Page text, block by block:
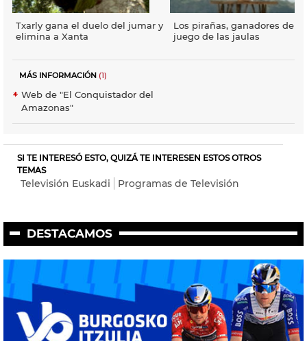
Txarly gana el duelo del jumar y
elimina a Xanta
Los pirañas, ganadores del
juego de las jaulas
MÁS INFORMACIÓN (1)
Web de "El Conquistador del
Amazonas"
SI TE INTERESÓ ESTO, QUIZÁ TE INTERESEN ESTOS OTROS
TEMAS
Televisión Euskadi Programas de Televisión
DESTACAMOS